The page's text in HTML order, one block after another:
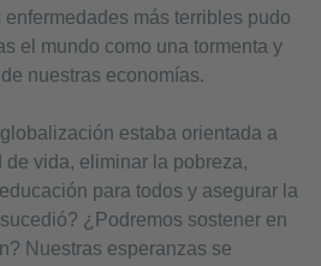
más terribles pudo
el mundo como una tormenta y
nuestras economías.
estaba orientada a
vida, eliminar la pobreza,
para todos y asegurar la
¿Podremos sostener en
Nuestras esperanzas se